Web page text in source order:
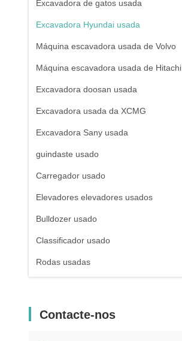
Excavadora de gatos usada
Excavadora Hyundai usada
Máquina escavadora usada de Volvo
Máquina escavadora usada de Hitachi
Excavadora doosan usada
Excavadora usada da XCMG
Excavadora Sany usada
guindaste usado
Carregador usado
Elevadores elevadores usados
Bulldozer usado
Classificador usado
Rodas usadas
Contacte-nos